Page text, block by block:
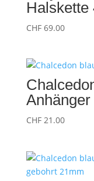
Halskette
CHF69.00
CHF21.00